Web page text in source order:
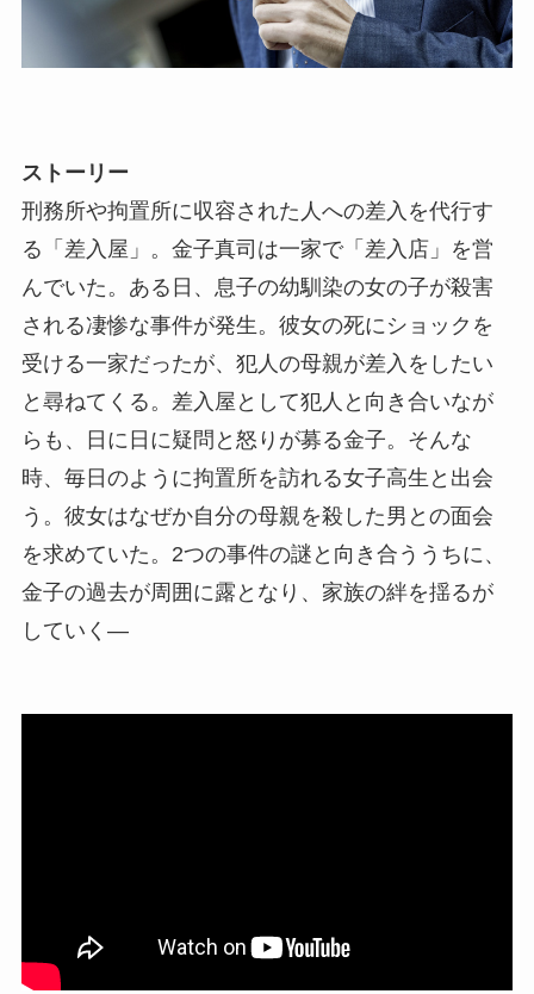
ストーリー
刑務所や拘置所に収容された人への差入を代行す
る「差入屋」。金子真司は一家で「差入店」を営
んでいた。ある日、息子の幼馴染の女の子が殺害
される凄惨な事件が発生。彼女の死にショックを
受ける一家だったが、犯人の母親が差入をしたい
と尋ねてくる。差入屋として犯人と向き合いなが
らも、日に日に疑問と怒りが募る金子。そんな
時、毎日のように拘置所を訪れる女子高生と出会
う。彼女はなぜか自分の母親を殺した男との面会
を求めていた。2つの事件の謎と向き合ううちに、
金子の過去が周囲に露となり、家族の絆を揺るが
していく―